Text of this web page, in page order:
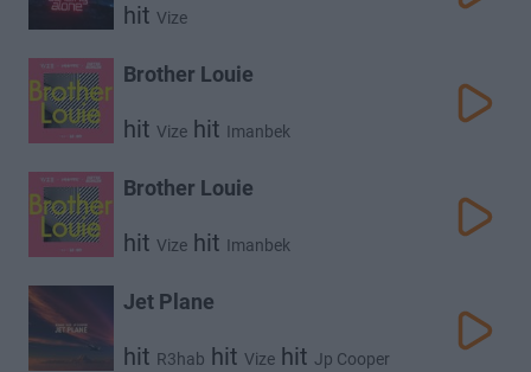
hit Vize
Brother Louie
hit Vize hit Imanbek
Brother Louie
hit Vize hit Imanbek
Jet Plane
hit R3hab hit Vize hit Jp Cooper